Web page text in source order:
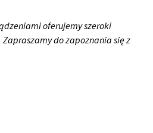
oferujemy szeroki
do zapoznania się z